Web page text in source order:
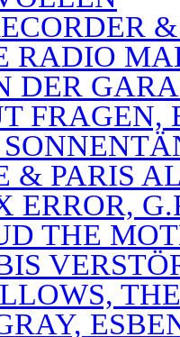
RADIO
DER
& PARIS
ERROR,
THE